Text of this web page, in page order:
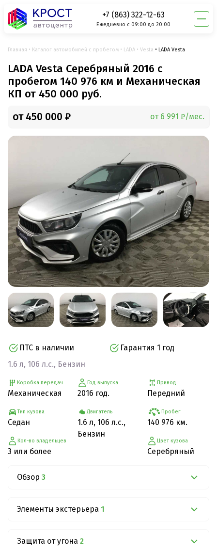
+7 (863) 322-12-63
Ежедневно с 09:00 до 20:00
Главная Каталог автомобилей с пробегом LADA Vesta LADA Vesta
LADA Vesta Серебряный 2016 с
пробегом 140 976 км и Механическая
КП от 450 000 руб.
от 450 000 ₽ от 6 991 ₽/мес.
ПТС в наличии
Гарантия 1 год
1.6 л, 106 л.с., Бензин
Коробка передач
Механическая
Тип кузова
Седан
Кол-во владельцев
3 или более
Год выпуска
2016 год.
Двигатель
1.6 л, 106 л.с.,
Бензин
Привод
Передний
Пробег
140 976 км.
Цвет кузова
Серебряный
Обзор 3
Элементы экстерьера 1
Защита от угона 2